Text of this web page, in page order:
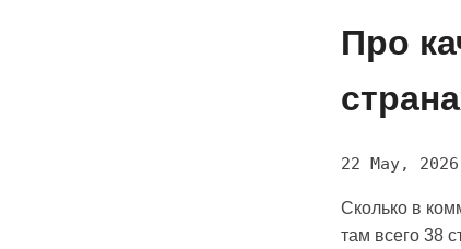
Про
22 May, 2026
Сколько в
там всего 38